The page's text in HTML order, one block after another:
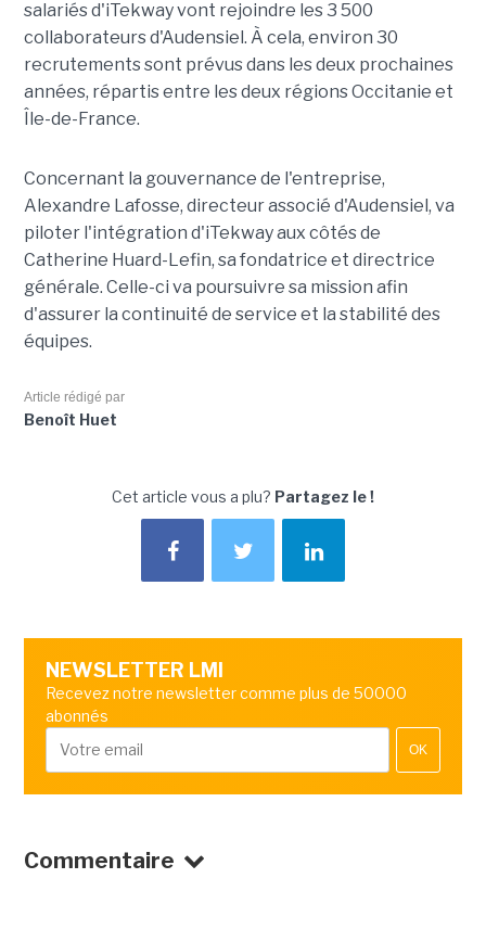
salariés d'iTekway vont rejoindre les 3 500
collaborateurs d'Audensiel. À cela, environ 30
recrutements sont prévus dans les deux prochaines
années, répartis entre les deux régions Occitanie et
Île-de-France.
Concernant la gouvernance de l'entreprise,
Alexandre Lafosse, directeur associé d'Audensiel, va
piloter l'intégration d'iTekway aux côtés de
Catherine Huard-Lefin, sa fondatrice et directrice
générale. Celle-ci va poursuivre sa mission afin
d'assurer la continuité de service et la stabilité des
équipes.
Article rédigé par
Benoît Huet
Cet article vous a plu? Partagez le !
NEWSLETTER LMI
Recevez notre newsletter comme plus de 50000
abonnés
OK
Commentaire